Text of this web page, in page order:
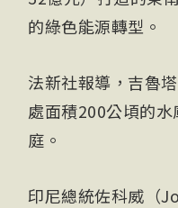
的綠色能源轉型。
法新社報導，吉魯
處面積200公頃的
庭。
印尼總統佐科威（